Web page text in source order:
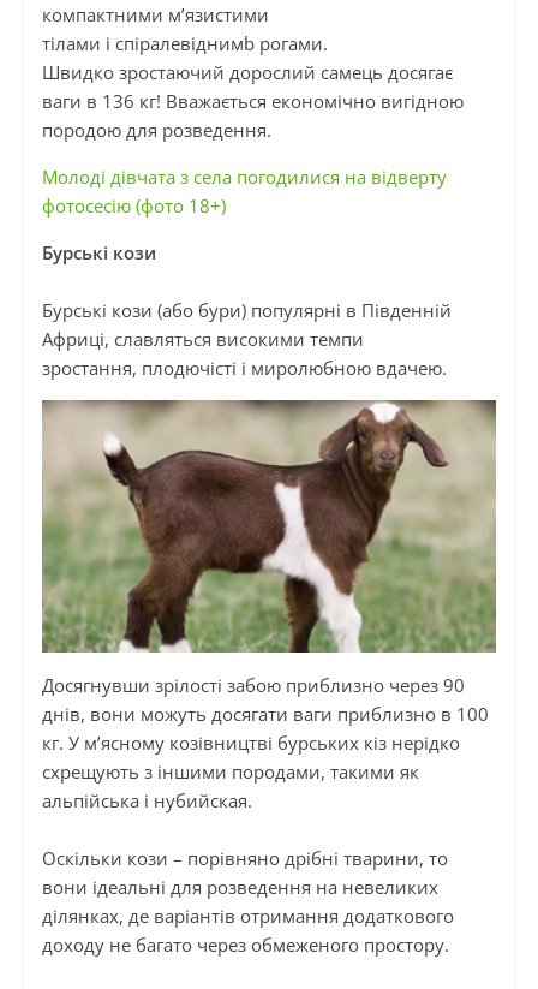
компактними м’язистими
тілами і спіралевіднимbрогами.
Швидко зростаючий дорослий самець досягає
ваги в 136 кг! Вважається економічно вигідною
породою для розведення.
Молоді дівчата з села погодилися на відверту
фотосесію (фото 18+)
Бурські кози
Бурські кози (або бури) популярні в Південній
Африці, славляться високими темпи
зростання, плодючісті і миролюбною вдачею.
Досягнувши зрілості забою приблизно через 90
днів, вони можуть досягати ваги приблизно в 100
кг. У м’ясному козівництві бурських кіз нерідко
схрещують з іншими породами, такими як
альпійська і нубийская.
Оскільки кози – порівняно дрібні тварини, то
вони ідеальні для розведення на невеликих
ділянках, де варіантів отримання додаткового
доходу не багато через обмеженого простору.